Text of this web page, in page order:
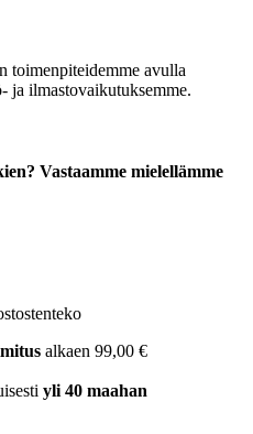
toimenpiteidemme avulla
ja ilmastovaikutuksemme.
Vastaamme mielellämme
alkaen 99,00 €
yli 40 maahan